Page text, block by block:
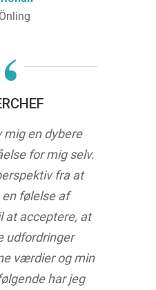
mig en dybere
for mig selv.
fra at
følelse af
at acceptere, at
udfordringer
værdier og min
har jeg